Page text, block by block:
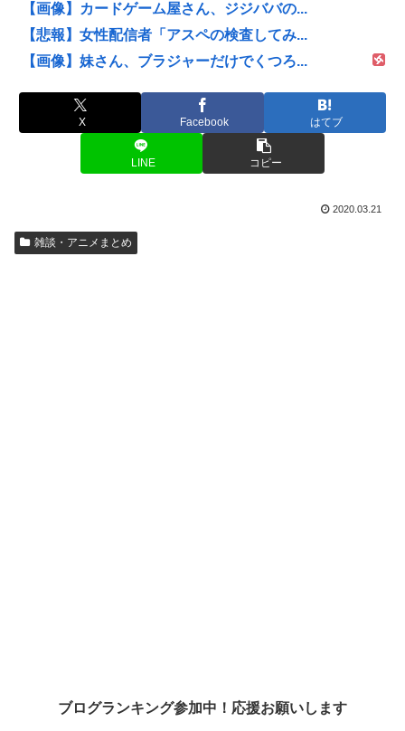
【画像】カードゲーム屋さん、ジジババの...
【悲報】女性配信者「アスペの検査してみ...
【画像】妹さん、ブラジャーだけでくつろ...
X Facebook はてブ
LINE コピー
2020.03.21
雑談・アニメまとめ
ブログランキング参加中！応援お願いします